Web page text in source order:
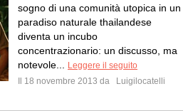
sogno di una comunità utopica in un
paradiso naturale thailandese
diventa un incubo
concentrazionario: un discusso, ma
notevole...
Leggere il seguito
Il 18 novembre 2013 da
Luigilocatelli